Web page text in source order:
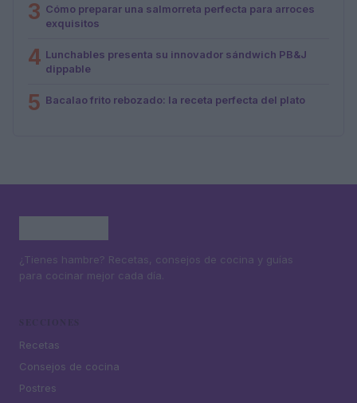
3 Cómo preparar una salmorreta perfecta para arroces
exquisitos
4 Lunchables presenta su innovador sándwich PB&J
dippable
5 Bacalao frito rebozado: la receta perfecta del plato
¿Tienes hambre? Recetas, consejos de cocina y guías
para cocinar mejor cada día.
Recetas
Consejos de cocina
Postres